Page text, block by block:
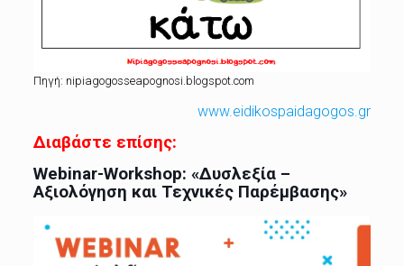
Πηγή: nipiagogosseapognosi.blogspot.com
www.eidikospaidagogos.gr
Διαβάστε επίσης:
Webinar-Workshop: «Δυσλεξία –
Αξιολόγηση και Τεχνικές Παρέμβασης»